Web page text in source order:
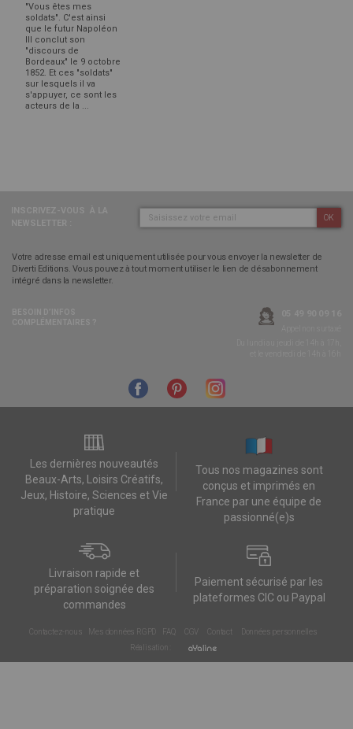
"Vous êtes mes
soldats". C'est ainsi
que le futur Napoléon
III conclut son
"discours de
Bordeaux" le 9 octobre
1852. Et ces "soldats"
sur lesquels il va
s'appuyer, ce sont les
acteurs de la ...
OK
Votre adresse email est uniquement utilisée pour vous envoyer la newsletter de
Diverti Editions. Vous pouvez à tout moment utiliser le lien de désabonnement
intégré dans la newsletter.
Les dernières nouveautés
Beaux-Arts, Loisirs Créatifs,
Jeux, Histoire, Sciences et Vie
pratique
Tous nos magazines sont
conçus et imprimés en
France par une équipe de
passionné(e)s
Livraison rapide et
préparation soignée des
commandes
Paiement sécurisé par les
plateformes CIC ou Paypal
Contactez-nous Mes données RGPD FAQ CGV Contact
Données personnelles
Réalisation :